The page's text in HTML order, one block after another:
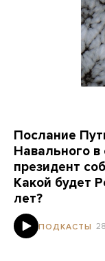
Послание
Навального в
президент
Какой будет
лет?
ПОДКАСТЫ